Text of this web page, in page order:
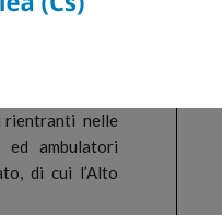
far parte,
speciali,
e alle cure, e
Presidio
rientranti nelle
ed ambulatori
di cui l’Alto